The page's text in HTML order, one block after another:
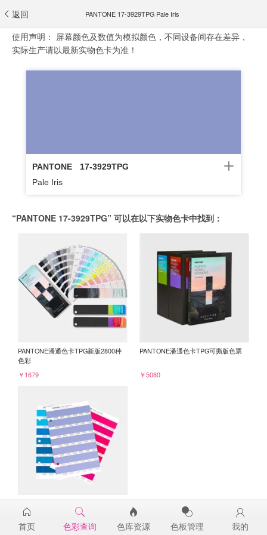
返回 PANTONE 17-3929TPG Pale Iris
使用声明： 屏幕颜色及数值为模拟颜色，不同设备间存在差异，
实际生产请以最新实物色卡为准！
PANTONE
17-3929TPG
Pale Iris
“PANTONE 17-3929TPG” 可以在以下实物色卡中找到：
PANTONE潘通色卡TPG新版2800种
色彩
￥1679
PANTONE潘通色卡TPG可撕版色票
￥5080
17-3929TPG
￥98
首页 色彩查询 色库资源 色板管理 我的